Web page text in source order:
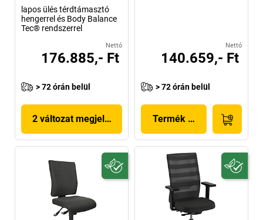
lapos ülés térdtámasztó
hengerrel és Body Balance
Tec® rendszerrel
Nettó
176.885,- Ft
> 72 órán belül
2 változat megjelenítése
Nettó
140.659,- Ft
> 72 órán belül
Termék megjelenítése